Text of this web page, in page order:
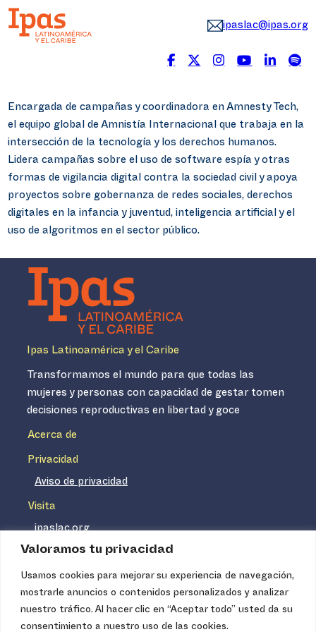
Valoramos tu privacidad
Usamos cookies para mejorar su experiencia de navegación,
mostrarle anuncios o contenidos personalizados y analizar
nuestro tráfico. Al hacer clic en “Aceptar todo” usted da su
consentimiento a nuestro uso de las cookies.
ipaslac@ipas.org
Encargada de campañas y coordinadora en Amnesty Tech,
el equipo global de Amnistía Internacional que trabaja en la
intersección de la tecnología y los derechos humanos.
Lidera campañas sobre el uso de software espía y otras
formas de vigilancia digital contra la sociedad civil y apoya
proyectos sobre gobernanza de redes sociales, derechos
digitales en la infancia y juventud, inteligencia artificial y el
uso de algoritmos en el sector público.
Ipas Latinoamérica y el Caribe
Transformamos el mundo para que todas las
mujeres y personas con capacidad de gestar tomen
decisiones reproductivas en libertad y goce
Acerca de
Privacidad
Aviso de privacidad
Visita
ipaslac.org
ipasmexico.org
Ipas no es un distribuidor de insumos médicos. Nuestros
servicios se concentran, entre otros, en la difusión de